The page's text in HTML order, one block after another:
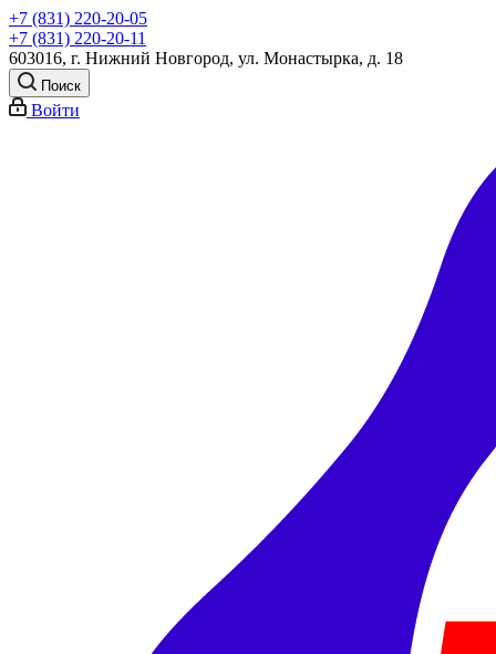
+7 (831) 220-20-05
+7 (831) 220-20-11
603016, г. Нижний Новгород, ул. Монастырка, д. 18
Поиск
Войти